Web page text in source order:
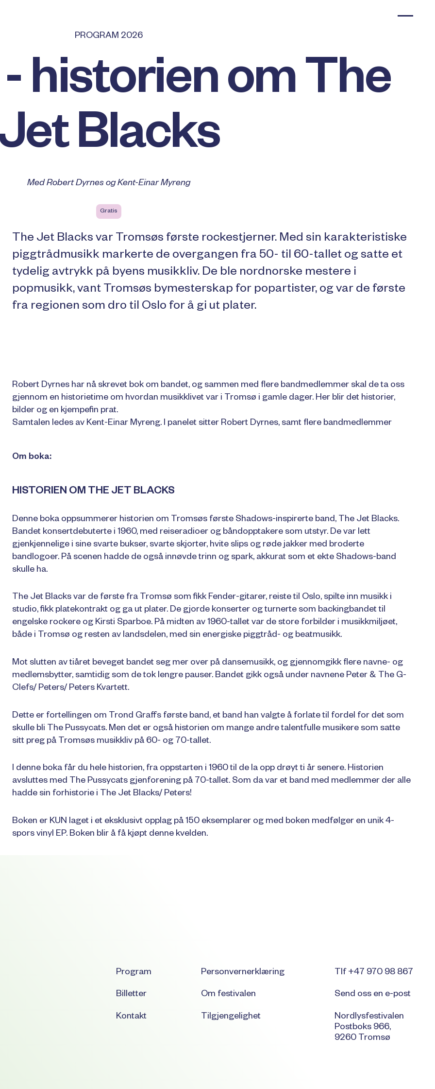
PROGRAM 2026
historien om The
Blacks
Med Robert Dyrnes og Kent-Einar Myreng
Gratis
The Jet Blacks var Tromsøs første rockestjerner. Med sin karakteristiske
piggtrådmusikk markerte de overgangen fra 50- til 60-tallet og satte et
tydelig avtrykk på byens musikkliv. De ble nordnorske mestere i
popmusikk, vant Tromsøs bymesterskap for popartister, og var de første
fra regionen som dro til Oslo for å gi ut plater.
Robert Dyrnes har nå skrevet bok om bandet, og sammen med flere bandmedlemmer skal de ta oss
gjennom en historietime om hvordan musikklivet var i Tromsø i gamle dager. Her blir det historier,
bilder og en kjempefin prat.
Samtalen ledes av Kent-Einar Myreng. I panelet sitter Robert Dyrnes, samt flere bandmedlemmer
Om boka:
HISTORIEN OM THE JET BLACKS
Denne boka oppsummerer historien om Tromsøs første Shadows-inspirerte band, The Jet Blacks.
Bandet konsertdebuterte i 1960, med reiseradioer og båndopptakere som utstyr. De var lett
gjenkjennelige i sine svarte bukser, svarte skjorter, hvite slips og røde jakker med broderte
bandlogoer. På scenen hadde de også innøvde trinn og spark, akkurat som et ekte Shadows-band
skulle ha.
The Jet Blacks var de første fra Tromsø som fikk Fender-gitarer, reiste til Oslo, spilte inn musikk i
studio, fikk platekontrakt og ga ut plater. De gjorde konserter og turnerte som backingbandet til
engelske rockere og Kirsti Sparboe. På midten av 1960-tallet var de store forbilder i musikkmiljøet,
både i Tromsø og resten av landsdelen, med sin energiske piggtråd- og beatmusikk.
Mot slutten av tiåret beveget bandet seg mer over på dansemusikk, og gjennomgikk flere navne- og
medlemsbytter, samtidig som de tok lengre pauser. Bandet gikk også under navnene Peter & The G-
Clefs/ Peters/ Peters Kvartett.
Dette er fortellingen om Trond Graffs første band, et band han valgte å forlate til fordel for det som
skulle bli The Pussycats. Men det er også historien om mange andre talentfulle musikere som satte
sitt preg på Tromsøs musikkliv på 60- og 70-tallet.
I denne boka får du hele historien, fra oppstarten i 1960 til de la opp drøyt ti år senere. Historien
avsluttes med The Pussycats gjenforening på 70-tallet. Som da var et band med medlemmer der alle
hadde sin forhistorie i The Jet Blacks/ Peters!
Boken er KUN laget i et eksklusivt opplag på 150 eksemplarer og med boken medfølger en unik 4-
spors vinyl EP. Boken blir å få kjøpt denne kvelden.
Program
Billetter
Kontakt
Personvernerklæring
Om festivalen
Tilgjengelighet
Tlf +47 970 98 867
Send oss en e-post
Nordlysfestivalen
Postboks 966,
9260 Tromsø